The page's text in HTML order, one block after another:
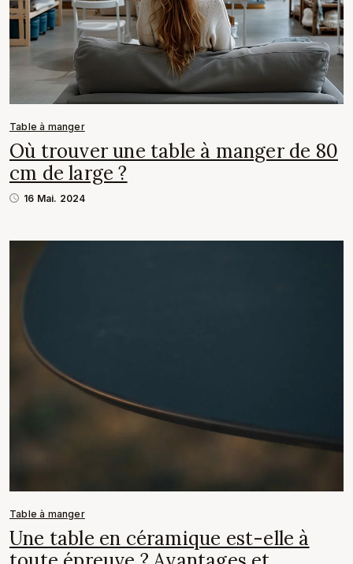
Table à manger
Où trouver une table à manger de 80
cm de large ?
16 Mai. 2024
Table à manger
Une table en céramique est-elle à